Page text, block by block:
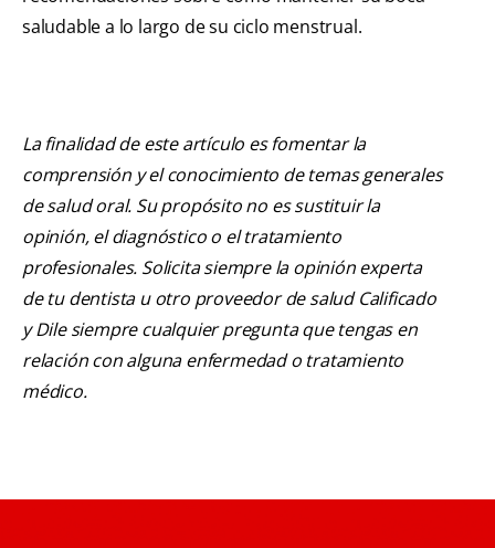
saludable a lo largo de su ciclo menstrual.
La finalidad de este artículo es fomentar la
comprensión y el conocimiento de temas generales
de salud oral. Su propósito no es sustituir la
opinión, el diagnóstico o el tratamiento
profesionales. Solicita siempre la opinión experta
de tu dentista u otro proveedor de salud Calificado
y Dile siempre cualquier pregunta que tengas en
relación con alguna enfermedad o tratamiento
médico.